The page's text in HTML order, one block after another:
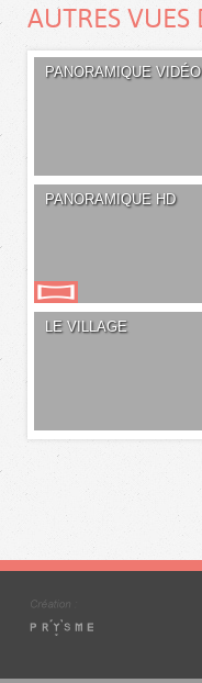
AUTRES VUES
PANORAMIQUE VIDÉO
PANORAMIQUE HD
LE VILLAGE